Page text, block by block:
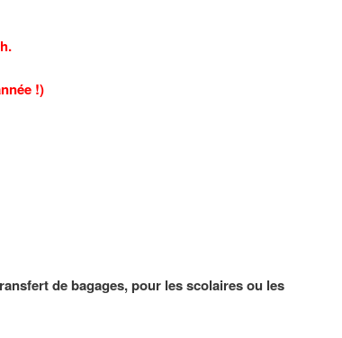
!)
de bagages, pour les scolaires ou les